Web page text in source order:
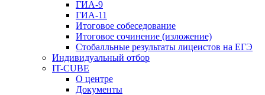
ГИА-9
ГИА-11
Итоговое собеседование
Итоговое сочинение (изложение)
Стобалльные результаты лицеистов на ЕГЭ
Индивидуальный отбор
IT-CUBE
О центре
Документы